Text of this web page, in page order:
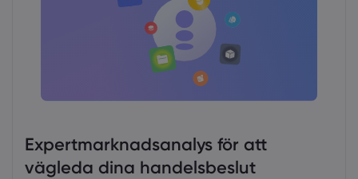
Expertmarknadsanalys för att
vägleda dina handelsbeslut